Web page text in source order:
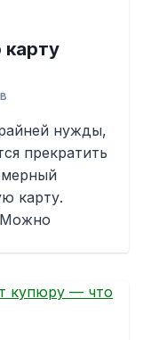
карту
нужды,
прекратить
карту.
Можно